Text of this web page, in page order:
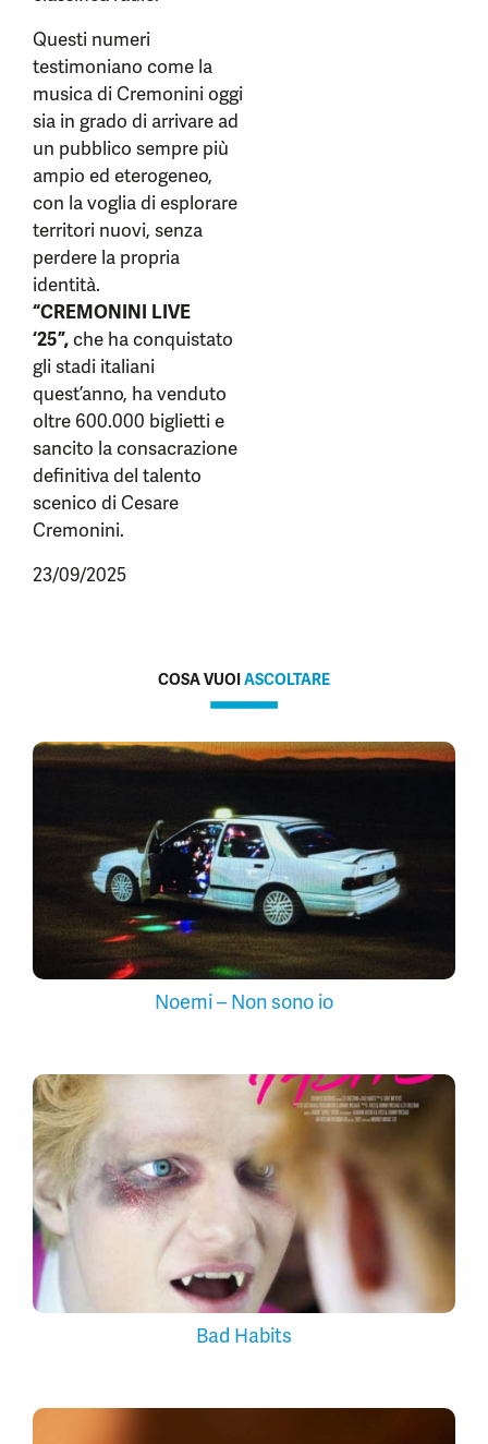
Questi numeri
testimoniano come la
musica di Cremonini oggi
sia in grado di arrivare ad
un pubblico sempre più
ampio ed eterogeneo,
con la voglia di esplorare
territori nuovi, senza
perdere la propria
identità.
“CREMONINI LIVE
‘25”,che ha conquistato
gli stadi italiani
quest’anno, ha venduto
oltre 600.000 biglietti e
sancito la consacrazione
definitiva del talento
scenico di Cesare
Cremonini.
23/09/2025
COSA VUOIASCOLTARE
Noemi – Non sono io
Bad Habits